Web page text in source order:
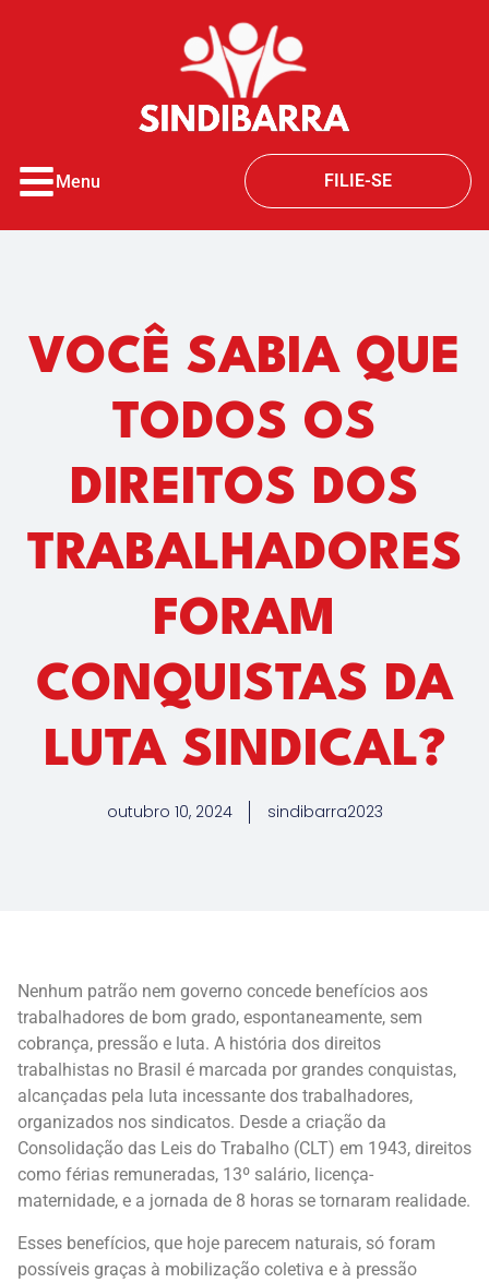
Menu FILIE-SE
VOCÊ SABIA QUE
TODOS OS
DIREITOS DOS
TRABALHADORES
FORAM
CONQUISTAS DA
LUTA SINDICAL?
outubro 10, 2024 sindibarra2023
Nenhum patrão nem governo concede benefícios aos
trabalhadores de bom grado, espontaneamente, sem
cobrança, pressão e luta. A história dos direitos
trabalhistas no Brasil é marcada por grandes conquistas,
alcançadas pela luta incessante dos trabalhadores,
organizados nos sindicatos. Desde a criação da
Consolidação das Leis do Trabalho (CLT) em 1943, direitos
como férias remuneradas, 13º salário, licença-
maternidade, e a jornada de 8 horas se tornaram realidade.
Esses benefícios, que hoje parecem naturais, só foram
possíveis graças à mobilização coletiva e à pressão